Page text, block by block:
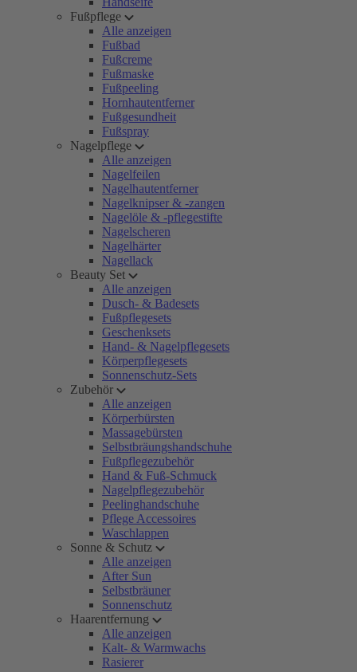
Fußpflege
Alle anzeigen
Fußbad
Fußcreme
Fußmaske
Fußpeeling
Hornhautentferner
Fußgesundheit
Fußspray
Nagelpflege
Alle anzeigen
Nagelfeilen
Nagelhautentferner
Nagelknipser & -zangen
Nagelöle & -pflegestifte
Nagelscheren
Nagelhärter
Nagellack
Beauty Set
Alle anzeigen
Dusch- & Badesets
Fußpflegesets
Geschenksets
Hand- & Nagelpflegesets
Körperpflegesets
Sonnenschutz-Sets
Zubehör
Alle anzeigen
Körperbürsten
Massagebürsten
Selbstbräungshandschuhe
Fußpflegezubehör
Hand & Fuß-Schmuck
Nagelpflegezubehör
Peelinghandschuhe
Pflege Accessoires
Waschlappen
Sonne & Schutz
Alle anzeigen
After Sun
Selbstbräuner
Sonnenschutz
Haarentfernung
Alle anzeigen
Kalt- & Warmwachs
Rasierer